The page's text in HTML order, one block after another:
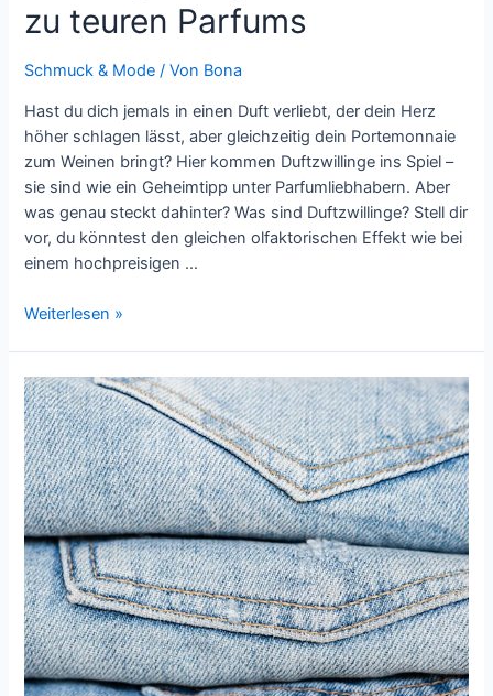
zu teuren Parfums
Schmuck & Mode / Von Bona
Hast du dich jemals in einen Duft verliebt, der dein Herz
höher schlagen lässt, aber gleichzeitig dein Portemonnaie
zum Weinen bringt? Hier kommen Duftzwillinge ins Spiel –
sie sind wie ein Geheimtipp unter Parfumliebhabern. Aber
was genau steckt dahinter? Was sind Duftzwillinge? Stell dir
vor, du könntest den gleichen olfaktorischen Effekt wie bei
einem hochpreisigen …
Duftzwillinge:
Alternative
zu
teuren
Parfums
Weiterlesen »